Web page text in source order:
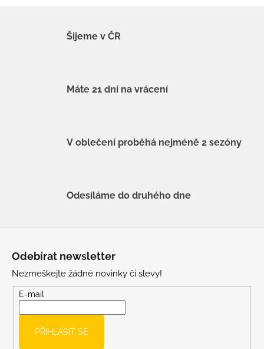
Šijeme v ČR
Máte 21 dní na vrácení
V oblečení proběhá nejméně 2 sezóny
Odesíláme do druhého dne
Odebírat newsletter
Nezmeškejte žádné novinky či slevy!
E-mail
PŘIHLÁSIT SE